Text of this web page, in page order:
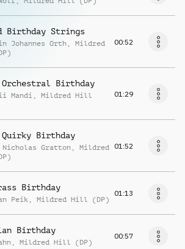
Birthday Strings
Johannes Orth , Mildred
00:52
Orchestral Birthday
Mandi , Mildred Hill
01:29
Quirky Birthday
Gratton , Mildred
01:52
Birthday
Peik , Mildred Hill (DP)
01:13
Birthday
, Mildred Hill (DP)
00:57